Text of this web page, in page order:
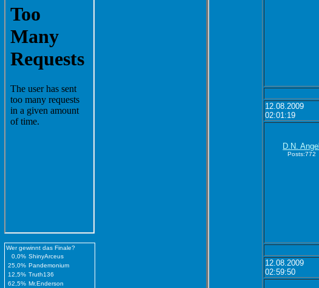
12.08.2009
02:01:19
D.N. Angel
Posts:772
12.08.2009
02:59:50
Wer gewinnt das Finale?
0,0% ShinyArceus
25,0% Pandemonium
12,5% Truth136
62,5% Mr.Enderson